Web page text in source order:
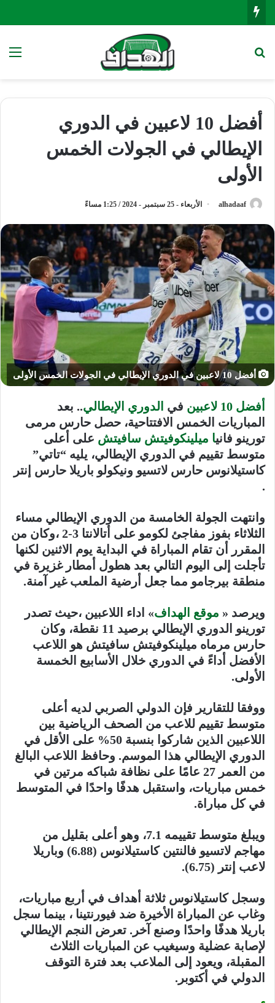
أفضل 10 لاعبين في الدوري
الإيطالي في الجولات الخمس
الأولى
alhadaaf الأربعاء - 25 سبتمبر - 2024 / 1:25 مساءً
أفضل 10 لاعبين في الدوري الإيطالي في الجولات الخمس الأولى
أفضل 10 لاعبين في الدوري الإيطالي.. بعد
المباريات الخمس الافتتاحية، حصل حارس مرمى
تورينو فانيا ميلينكوفيتش سافيتش على أعلى
متوسط ​​تقييم في الدوري الإيطالي، يليه “تاتي”
كاستيلانوس حارس لاتسيو ونيكولو باريلا حارس إنتر
.
وانتهت الجولة الخامسة من الدوري الإيطالي مساء
الثلاثاء بفوز مفاجئ لكومو على أتالانتا 3-2 ،وكان من
المقرر أن تقام المباراة في البداية يوم الاثنين لكنها
تأجلت إلى اليوم التالي بعد هطول أمطار غزيرة في
منطقة بيرجامو مما جعل أرضية الملعب غير آمنة.
ويرصد « موقع الهداف» اداء اللاعبين ،حيث تصدر
تورينو الدوري الإيطالي برصيد 11 نقطة، وكان
حارس مرماه ميلينكوفيتش سافيتش هو اللاعب
الأفضل أداءً في الدوري خلال الأسابيع الخمسة
الأولى.
ووفقا للتقارير فإن الدولي الصربي لديه أعلى
متوسط ​​تقييم للاعب من الصحف الرياضية بين
اللاعبين الذين شاركوا بنسبة 50% على الأقل في
الدوري الإيطالي هذا الموسم. وحافظ اللاعب البالغ
من العمر 27 عامًا على نظافة شباكه مرتين في
خمس مباريات، واستقبل هدفًا واحدًا في المتوسط ​​
في كل مباراة.
ويبلغ متوسط ​​تقييمه 7.1، وهو أعلى بقليل من
مهاجم لاتسيو فالنتين كاستيلانوس (6.88) وباريلا
لاعب إنتر (6.75).
وسجل كاستيلانوس ثلاثة أهداف في أربع مباريات،
وغاب عن المباراة الأخيرة ضد فيورنتينا ، بينما سجل
باريلا هدفًا واحدًا وصنع آخر. تعرض النجم الإيطالي
لإصابة عضلية وسيغيب عن المباريات الثلاث
المقبلة، ويعود إلى الملاعب بعد فترة التوقف
الدولي في أكتوبر.